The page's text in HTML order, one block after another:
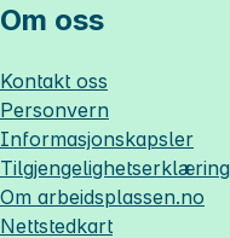
Om oss
Kontakt oss
Personvern
Informasjonskapsler
Tilgjengelighetserklæring
Om arbeidsplassen.no
Nettstedkart